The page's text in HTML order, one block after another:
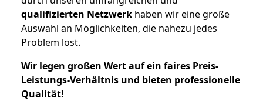
qualifizierten Netzwerk haben wir eine große
Auswahl an Möglichkeiten, die nahezu jedes
Problem löst.
Wir legen großen Wert auf ein faires Preis-
Leistungs-Verhältnis und bieten professionelle
Qualität!